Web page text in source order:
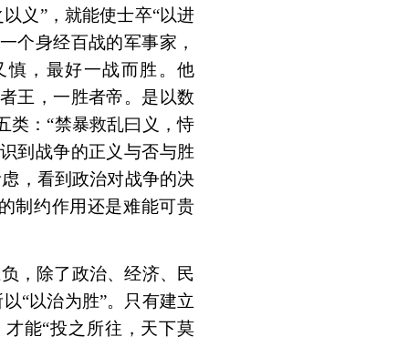
义”，就能使士卒“以进
个身经百战的军事家，
慎，最好一战而胜。他
王，一胜者帝。是以数
类：“禁暴救乱曰义，恃
到战争的正义与否与胜
，看到政治对战争的决
制约作用还是难能可贵
，除了政治、经济、民
“以治为胜”。只有建立
能“投之所往，天下莫